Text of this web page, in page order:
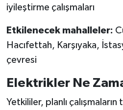
iyileştirme çalışmaları
Etkilenecek mahalleler:
Hacıfettah, Karşıyaka,
çevresi
Elektrikler Ne
Yetkililer, planlı çalışmaların